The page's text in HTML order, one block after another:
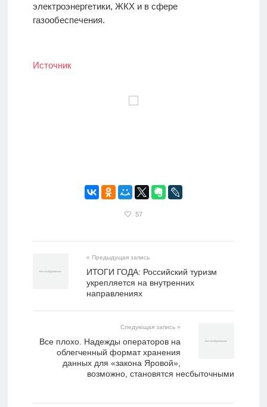
электроэнергетики, ЖКХ и в сфере
газообеспечения.
Источник
57
« Предыдущая запись
ИТОГИ ГОДА: Российский туризм
укрепляется на внутренних
направлениях
Следующая запись »
Все плохо. Надежды операторов на
облегченный формат хранения
данных для «закона Яровой»,
возможно, становятся несбыточными